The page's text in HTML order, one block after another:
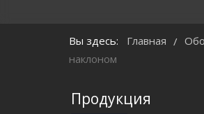
Вы здесь: Главная /
наклоном
Продукция